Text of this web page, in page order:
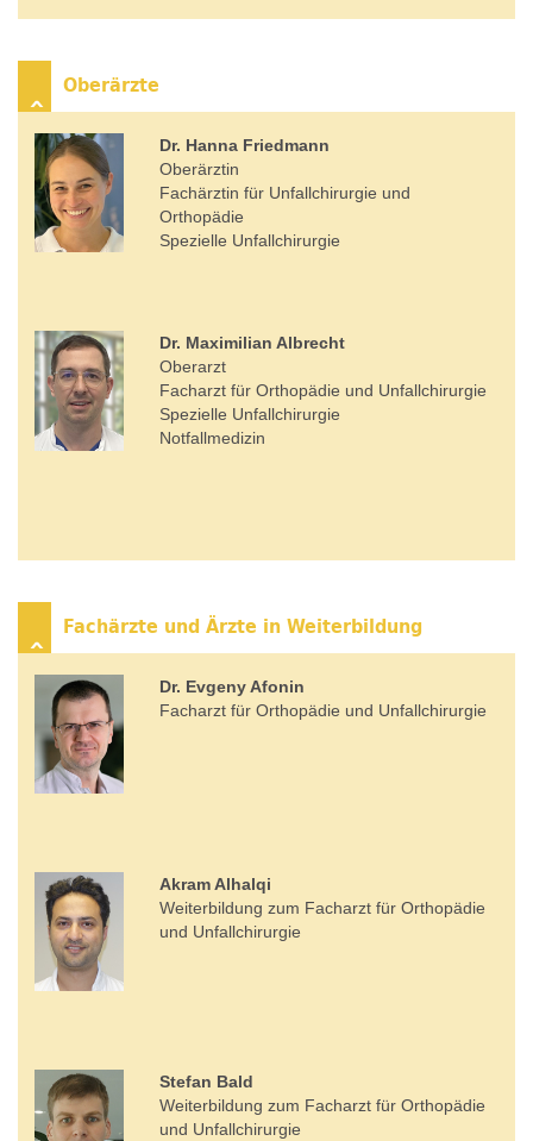
Oberärzte
Dr. Hanna Friedmann
Oberärztin
Fachärztin für Unfallchirurgie und
Orthopädie
Spezielle Unfallchirurgie
Dr. Maximilian Albrecht
Oberarzt
Facharzt für Orthopädie und Unfallchirurgie
Spezielle Unfallchirurgie
Notfallmedizin
Fachärzte und Ärzte in Weiterbildung
Dr. Evgeny Afonin
Facharzt für Orthopädie und Unfallchirurgie
Akram Alhalqi
Weiterbildung zum ​​​​​​​Facharzt für Orthopädie
und Unfallchirurgie
Stefan Bald
Weiterbildung zum ​​​​​​​Facharzt für Orthopädie
und Unfallchirurgie